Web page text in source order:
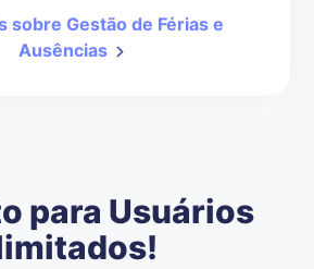
sobre Gestão de Férias e
Ausências
para Usuários